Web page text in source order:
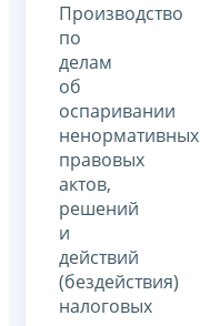
Производство
по
делам
об
оспаривании
ненормативных
правовых
актов,
решений
и
действий
(бездействия)
налоговых